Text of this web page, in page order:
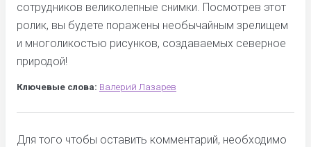
сотрудников великолепные снимки. Посмотрев этот
ролик, вы будете поражены необычайным зрелищем
и многоликостью рисунков, создаваемых северное
природой!
Ключевые слова: Валерий Лазарев
Для того чтобы оставить комментарий, необходимо